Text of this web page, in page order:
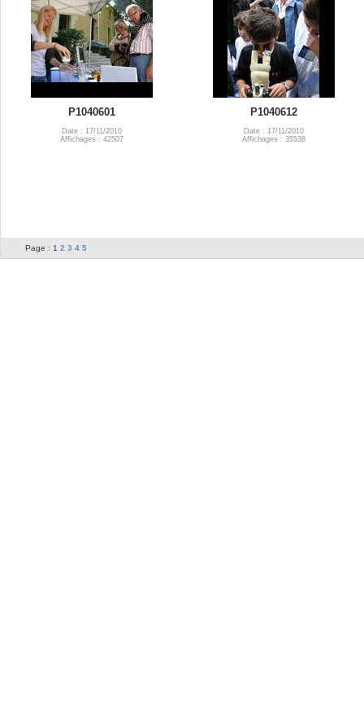
P1040601
Date : 17/11/2010
Affichages : 42507
P1040612
Date : 17/11/2010
Affichages : 35538
Page : 1 2 3 4 5